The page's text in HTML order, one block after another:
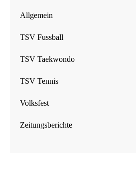
Allgemein
TSV Fussball
TSV Taekwondo
TSV Tennis
Volksfest
Zeitungsberichte